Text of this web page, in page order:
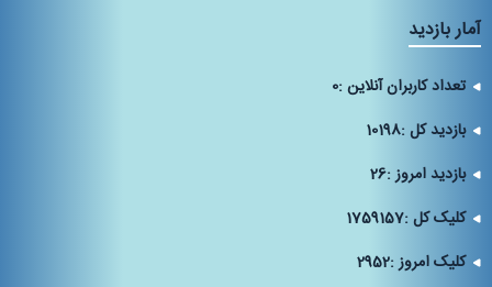
آمار بازدید
تعداد کاربران آنلاین :0
بازدید کل :10198
بازدید امروز :26
کلیک کل :1759157
کلیک امروز :2952